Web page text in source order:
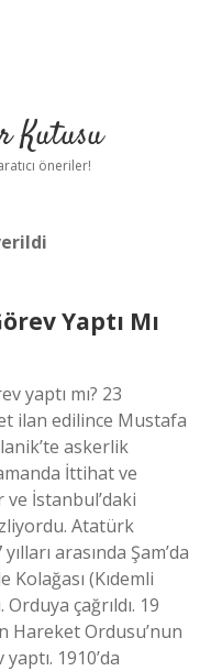
Kutusu
öneriler!
Yaptı Mı
yaptı mı? 23
ilan edilince Mustafa
askerlik
İttihat ve
ve İstanbul’daki
Atatürk
arasında Şam’da
Kolağası (Kıdemli
çağrıldı. 19
Hareket Ordusu’nun
1910’da